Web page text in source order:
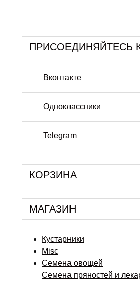
ПРИСОЕДИНЯЙТЕСЬ
Вконтакте
Одноклассники
Telegram
КОРЗИНА
МАГАЗИН
Кустарники
Misc
Семена овощей
Семена пряностей и